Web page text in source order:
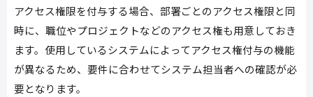
アクセス権限を付与する場合、部署ごとのアクセス権限と同
時に、職位やプロジェクトなどのアクセス権も用意しておき
ます。使用しているシステムによってアクセス権付与の機能
が異なるため、要件に合わせてシステム担当者への確認が必
要となります。